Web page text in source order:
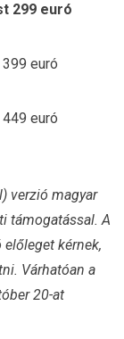
299 euró
euró
euró
verzió magyar
támogatással. A
kérnek,
Várhatóan a
20-at